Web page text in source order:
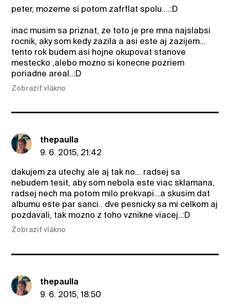
peter, mozeme si potom zafrflat spolu....:D
inac musim sa priznat, ze toto je pre mna najslabsi
rocnik, aky som kedy zazila a asi este aj zazijem...
tento rok budem asi hojne okupovat stanove
mestecko ,alebo mozno si konecne pozriem
poriadne areal..:D
Zobraziť vlákno
thepaulla
9. 6. 2015, 21:42
dakujem za utechy, ale aj tak no... radsej sa
nebudem tesit, aby som nebola este viac sklamana,
radsej nech ma potom milo prekvapi...a skusim dat
albumu este par sanci.. dve pesnicky sa mi celkom aj
pozdavali, tak mozno z toho vznikne viacej..:D
Zobraziť vlákno
thepaulla
9. 6. 2015, 18:50